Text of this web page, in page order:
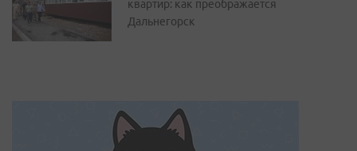
квартир: как преображается
Дальнегорск